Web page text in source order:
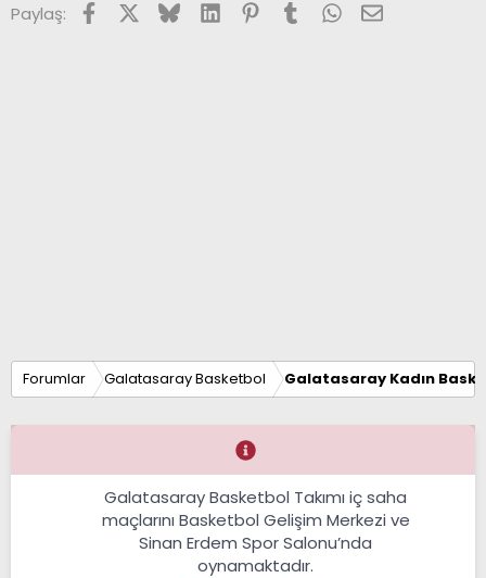
Paylaş: FacebookX (Twitter)
BlueskyLinkedInPinterest
TumblrWhatsApp
E-posta
Forumlar Galatasaray Basketbol Galatasaray Kadın
Galatasaray Basketbol Takımı iç saha
maçlarını Basketbol Gelişim Merkezi ve
Sinan Erdem Spor Salonu’nda
oynamaktadır.